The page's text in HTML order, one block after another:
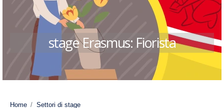
stage Erasmus: Fiorista
Home
Settori di stage